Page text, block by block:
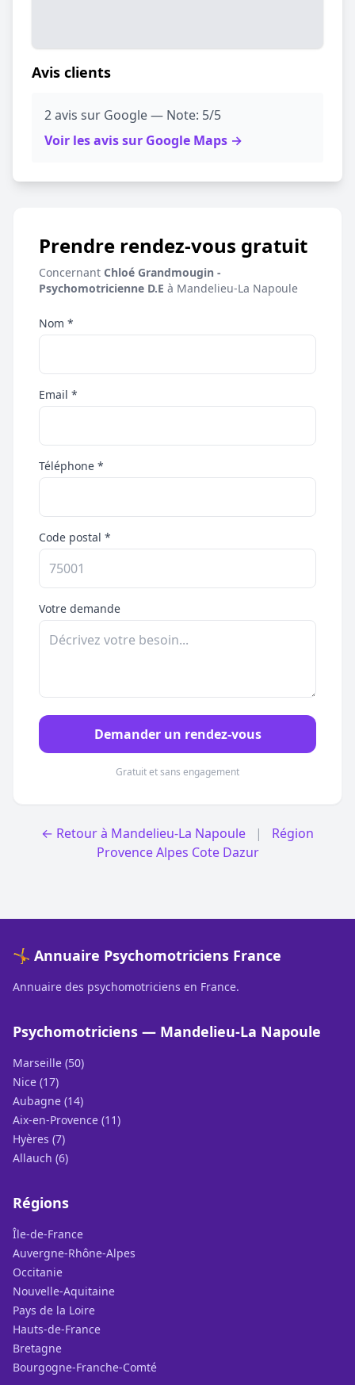
Avis clients
2 avis sur Google — Note: 5/5
Voir les avis sur Google Maps →
Prendre rendez-vous gratuit
Concernant Chloé Grandmougin -
Psychomotricienne D.E à Mandelieu-La Napoule
Nom *
Email *
Téléphone *
Code postal *
Votre demande
Demander un rendez-vous
Gratuit et sans engagement
← Retour à Mandelieu-La Napoule |
Région
Provence Alpes Cote Dazur
🤸 Annuaire Psychomotriciens France
Annuaire des psychomotriciens en France.
Psychomotriciens — Mandelieu-La Napoule
Marseille (50)
Nice (17)
Aubagne (14)
Aix-en-Provence (11)
Hyères (7)
Allauch (6)
Régions
Île-de-France
Auvergne-Rhône-Alpes
Occitanie
Nouvelle-Aquitaine
Pays de la Loire
Hauts-de-France
Bretagne
Bourgogne-Franche-Comté